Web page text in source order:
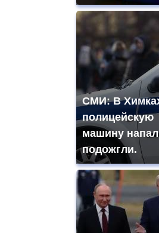
СМИ: В
полицейскую
машину
подожгли.